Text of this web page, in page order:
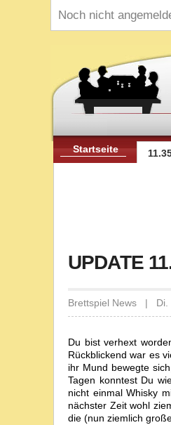
Noch nicht
Startseite
UPDATE
Brettspiel News |
Du bist verhext
Rückblickend war es
ihr Mund bewegte
Tagen konntest Du
nicht einmal Whisky
nächster Zeit wohl
die (nun ziemlich